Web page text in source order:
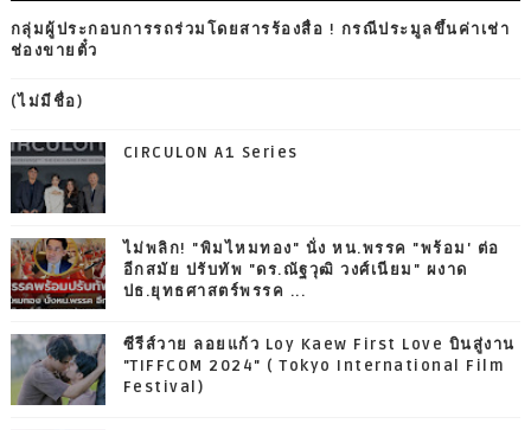
กลุ่มผู้ประกอบการรถร่วมโดยสารร้องสื่อ ! กรณีประมูลขึ้นค่าเช่า
ช่องขายตั๋ว
(ไม่มีชื่อ)
CIRCULON A1 Series
ไม่พลิก! "พิมไหมทอง" นั่ง หน.พรรค "พร้อม' ต่อ
อีกสมัย ปรับทัพ "ดร.ณัฐวุฒิ วงศ์เนียม" ผงาด
ปธ.ยุทธศาสตร์พรรค ...
ซีรีส์วาย ลอยแก้ว Loy Kaew First Love บินสู่งาน
"TIFFCOM 2024" ( Tokyo International Film
Festival)